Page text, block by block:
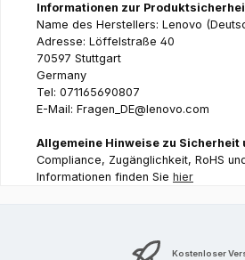
Informationen zur
Name des Herstellers: Lenovo
Adresse: Löffelstraße 40
70597 Stuttgart
Germany
Tel: 071165690807
E-Mail: Fragen_DE@lenovo.com
Allgemeine Hinweise zu Sicherheit
Compliance, Zugänglichkeit, RoHS
Informationen finden Sie hier
Kostenloser